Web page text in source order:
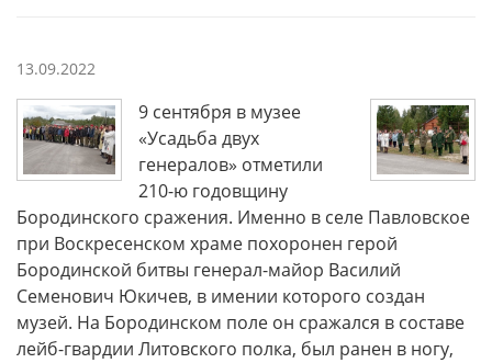
13.09.2022
9 сентября в музее
«Усадьба двух
генералов» отметили
210-ю годовщину
Бородинского сражения. Именно в селе Павловское
при Воскресенском храме похоронен герой
Бородинской битвы генерал-майор Василий
Семенович Юкичев, в имении которого создан
музей. На Бородинском поле он сражался в составе
лейб-гвардии Литовского полка, был ранен в ногу,